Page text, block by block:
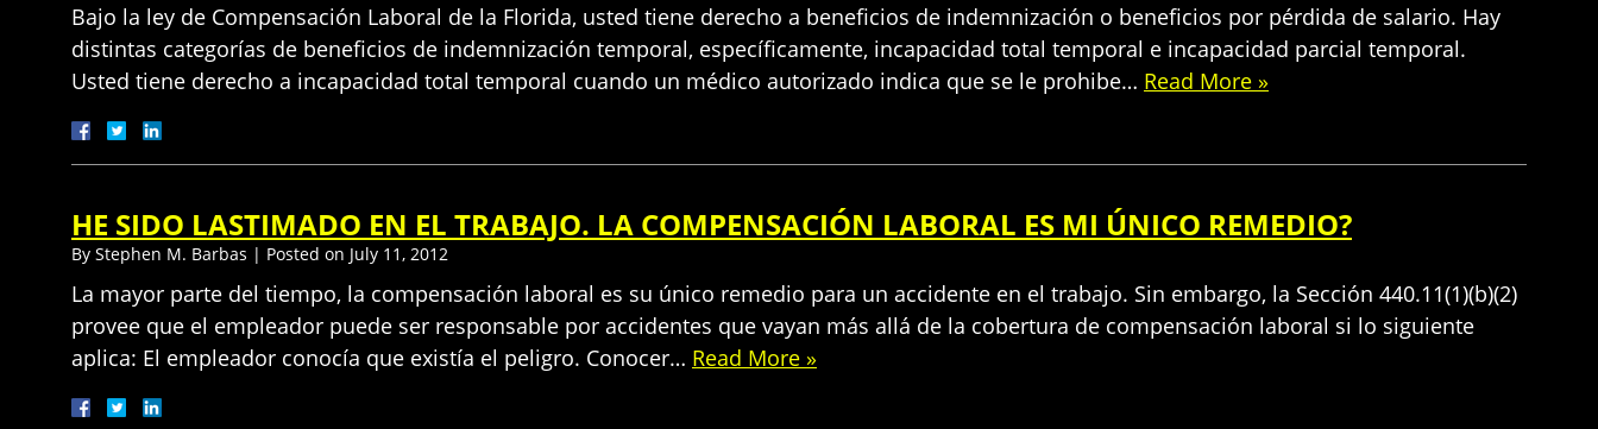
Bajo la ley de Compensación Laboral de la Florida, usted tiene derecho a beneficios de indemnización o beneficios por pérdida de salario. Hay
distintas categorías de beneficios de indemnización temporal, específicamente, incapacidad total temporal e incapacidad parcial temporal.
Usted tiene derecho a incapacidad total temporal cuando un médico autorizado indica que se le prohibe… Read More »
HE SIDO LASTIMADO EN EL TRABAJO. LA COMPENSACIÓN LABORAL ES MI ÚNICO REMEDIO?
By Stephen M. Barbas | Posted on July 11, 2012
La mayor parte del tiempo, la compensación laboral es su único remedio para un accidente en el trabajo. Sin embargo, la Sección 440.11(1)(b)(2)
provee que el empleador puede ser responsable por accidentes que vayan más allá de la cobertura de compensación laboral si lo siguiente
aplica: El empleador conocía que existía el peligro. Conocer… Read More »